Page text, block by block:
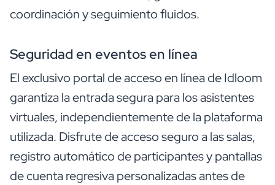
coordinación y seguimiento fluidos.
Seguridad en eventos en línea
El exclusivo portal de acceso en línea de Idloom
garantiza la entrada segura para los asistentes
virtuales, independientemente de la plataforma
utilizada. Disfrute de acceso seguro a las salas,
registro automático de participantes y pantallas
de cuenta regresiva personalizadas antes de